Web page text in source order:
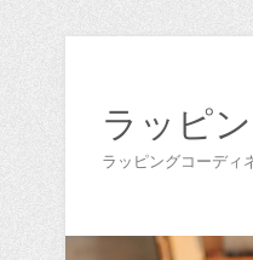
ラッピ
ラッピングコーディ